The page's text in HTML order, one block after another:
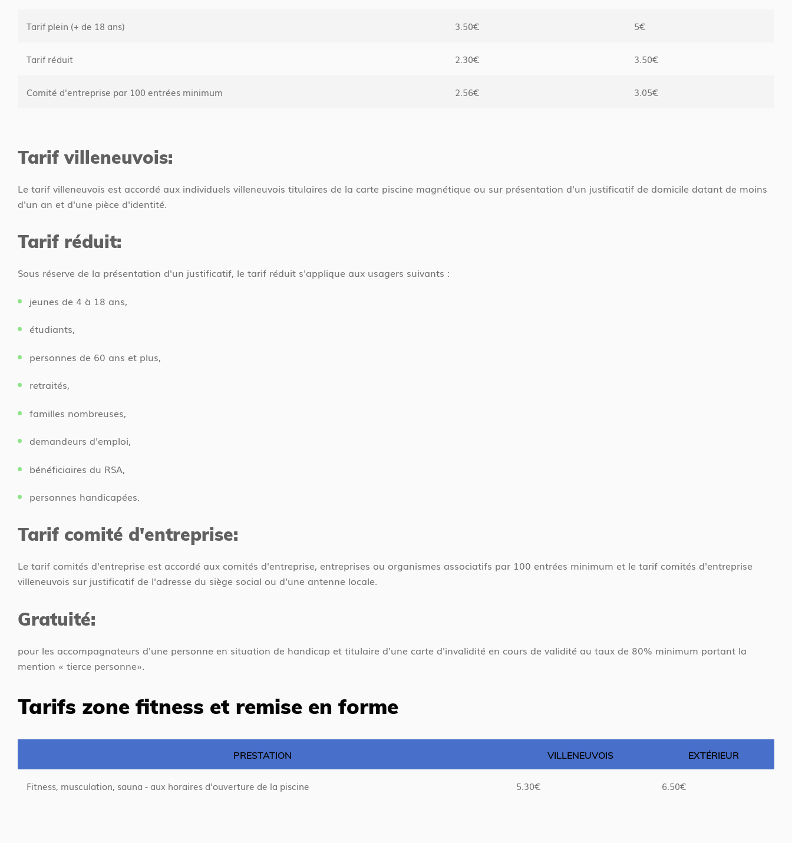
Tarif plein (+ de 18 ans) 3.50€ 5€
Tarif réduit 2.30€ 3.50€
Comité d'entreprise par 100 entrées minimum 2.56€ 3.05€
Tarif villeneuvois:
Le tarif villeneuvois est accordé aux individuels villeneuvois titulaires de la carte piscine magnétique ou sur présentation d'un justificatif de domicile datant de moins
d'un an et d'une pièce d'identité.
Tarif réduit:
Sous réserve de la présentation d'un justificatif, le tarif réduit s'applique aux usagers suivants :
jeunes de 4 à 18 ans,
étudiants,
personnes de 60 ans et plus,
retraités,
familles nombreuses,
demandeurs d'emploi,
bénéficiaires du RSA,
personnes handicapées.
Tarif comité d'entreprise:
Le tarif comités d'entreprise est accordé aux comités d'entreprise, entreprises ou organismes associatifs par 100 entrées minimum et le tarif comités d'entreprise
villeneuvois sur justificatif de l'adresse du siège social ou d'une antenne locale.
Gratuité:
pour les accompagnateurs d'une personne en situation de handicap et titulaire d'une carte d'invalidité en cours de validité au taux de 80% minimum portant la
mention « tierce personne».
Tarifs zone fitness et remise en forme
PRESTATION VILLENEUVOIS EXTÉRIEUR
Fitness, musculation, sauna - aux horaires d'ouverture de la piscine 5.30€ 6.50€